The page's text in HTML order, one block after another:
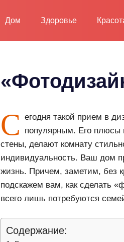
Дом Здоровье
С егодня такой прием в
популярным. Его плюсы
стены, делают комнату
индивидуальность. Ваш дом
жизнь. Причем, заметим, без
подскажем вам, как сделать
всего лишь потребуются
Содержание: